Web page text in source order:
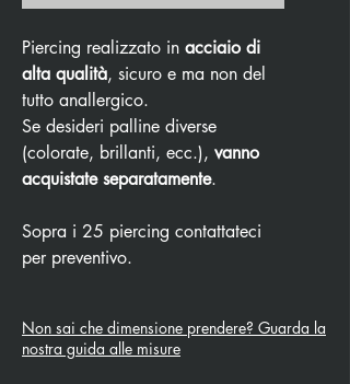
Piercing realizzato in acciaio di
alta qualità, sicuro e ma non del
tutto anallergico.
Se desideri palline diverse
(colorate, brillanti, ecc.), vanno
acquistate separatamente.
Sopra i 25 piercing contattateci
per preventivo.
Non sai che dimensione prendere? Guarda la
nostra guida alle misure